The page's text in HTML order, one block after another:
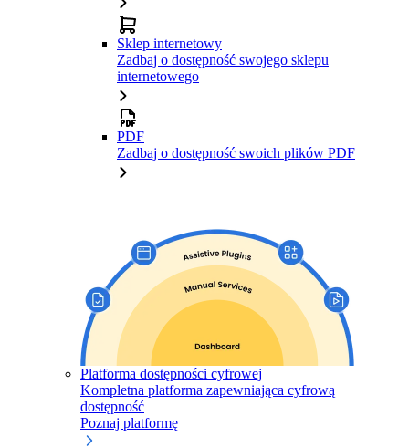
Sklep internetowy
Zadbaj o dostępność swojego sklepu
internetowego
PDF
Zadbaj o dostępność swoich plików PDF
Platforma dostępności cyfrowej
Kompletna platforma zapewniająca cyfrową
dostępność
Poznaj platformę